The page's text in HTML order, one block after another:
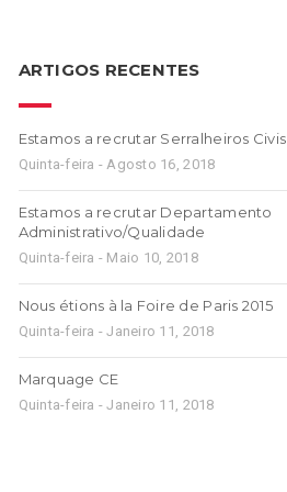
ARTIGOS RECENTES
Estamos a recrutar Serralheiros Civis
Quinta-feira - Agosto 16, 2018
Estamos a recrutar Departamento
Administrativo/Qualidade
Quinta-feira - Maio 10, 2018
Nous étions à la Foire de Paris 2015
Quinta-feira - Janeiro 11, 2018
Marquage CE
Quinta-feira - Janeiro 11, 2018